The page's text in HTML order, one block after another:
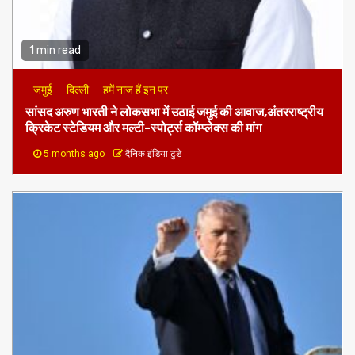
जमुई दिल्ली
​सांसद अरुण भारती ने लोकसभा में उठाई जमुई की आवाज,अंतरराष्ट्रीय
क्रिकेट स्टेडियम और मल्टी-स्पोर्ट्स कॉम्प्लेक्स की मांग
5 months ago दैनिक इंडिया टुडे